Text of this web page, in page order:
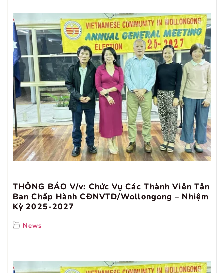
THÔNG BÁO V/v: Chức Vụ Các Thành Viên Tân
Ban Chấp Hành CĐNVTD/Wollongong – Nhiệm
Kỳ 2025-2027
News